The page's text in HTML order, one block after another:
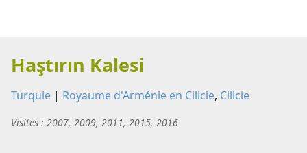
Haştırın Kalesi
Turquie | Royaume d'Arménie en Cilicie, Cilicie
Visites : 2007, 2009, 2011, 2015, 2016